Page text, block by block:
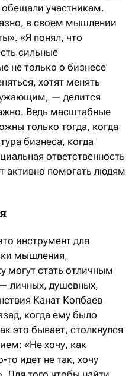
участникам.
в своем мышлении
«Я понял, что
сильные
не только о бизнесе
хотят менять
— делится
Ведь масштабные
только тогда, когда
бизнеса, когда
ответственность
активно помогать людям
инструмент для
мышления,
могут стать отличным
личных, душевных,
Канат Копбаев
когда ему было
это бывает, столкнулся
«Не хочу, как
то идет не так, хочу